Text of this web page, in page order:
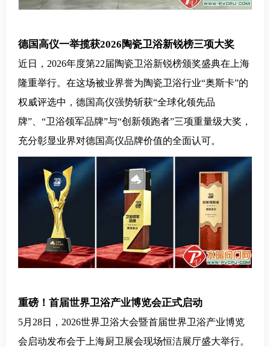
德国高仪一举揽获2026陶瓷卫浴新锐榜三项大奖
近日，2026年度第22届陶瓷卫浴新锐榜颁奖盛典在上海
隆重举行。在这场被业界誉为陶瓷卫浴行业“奥斯卡”的
权威评选中，德国高仪强势斩获“全球化领先品
牌”、“卫浴领军品牌”与“创新领跑者”三项重量级大奖，
充分彰显业界对德国高仪品牌价值的全面认可。
重磅！首届世界卫浴产业博览会正式启动
5月28日，2026世界卫浴大会暨首届世界卫浴产业博览
会启动发布会于上海厨卫展会现场恒洁展厅盛大举行。